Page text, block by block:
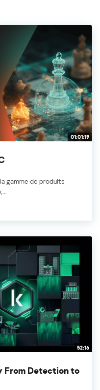
01:01:19
gamme de produits
52:16
From Detection to